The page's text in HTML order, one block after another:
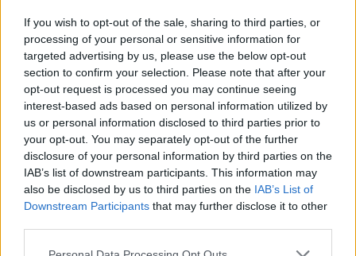
If you wish to opt-out of the sale, sharing to third parties, or
processing of your personal or sensitive information for
targeted advertising by us, please use the below opt-out
section to confirm your selection. Please note that after your
opt-out request is processed you may continue seeing
interest-based ads based on personal information utilized by
us or personal information disclosed to third parties prior to
your opt-out. You may separately opt-out of the further
disclosure of your personal information by third parties on the
IAB’s list of downstream participants. This information may
also be disclosed by us to third parties on the IAB’s List of
Downstream Participants that may further disclose it to other
Please note that this website/app uses one or more Google
Ez egy mangó lassi ihletésű savanyú sör. A
mangó lassi egy indiai ital, gyümölccsel és
joghurttal készül, az édességét pedig mézzel
szokás beállítani. Itt a joghurtot a laktóz, a
savasságot pedig a Gose sóssága és savanyúsága
biztosítja, amit szépen egészít ki a mangó.
Gyümölcsös, savanykás illatú, eleinte nem
kimondottan intenzíven mangós érzetű sör,